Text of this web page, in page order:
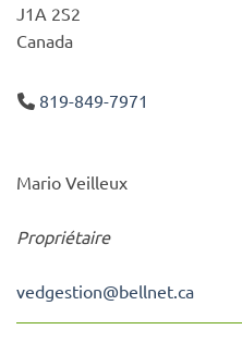
J1A 2S2
Canada
819-849-7971
Mario Veilleux
Propriétaire
vedgestion@bellnet.ca